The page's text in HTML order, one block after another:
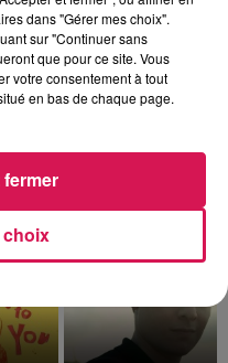
dans "Gérer mes choix".
sur "Continuer sans
que pour ce site. Vous
votre consentement à tout
en bas de chaque page.
choix